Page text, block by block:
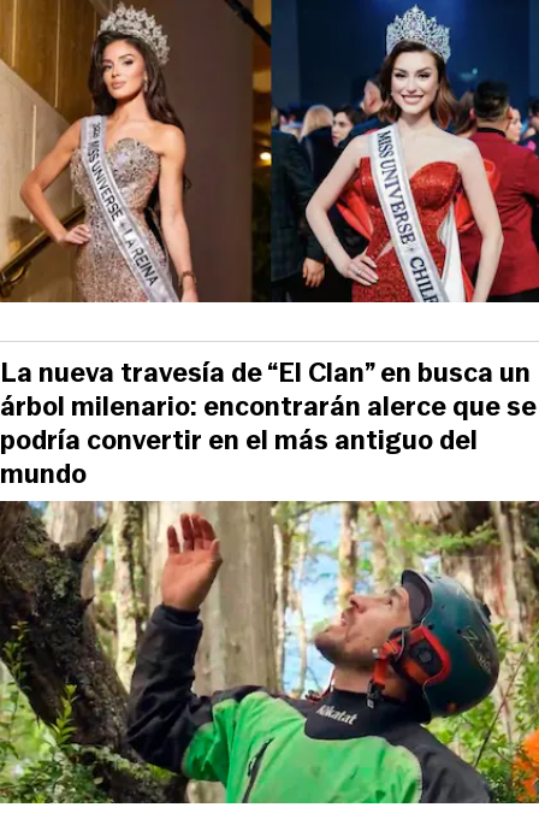
La nueva travesía de “El Clan” en busca un
árbol milenario: encontrarán alerce que se
podría convertir en el más antiguo del
mundo